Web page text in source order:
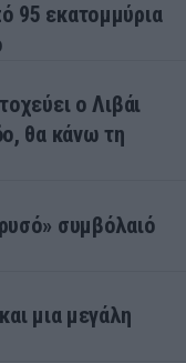
95 εκατομμύρια
ο Λιβάι
θα κάνω τη
συμβόλαιό
μια μεγάλη